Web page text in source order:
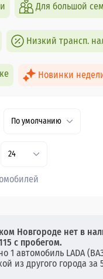
Для большой
Низкий трансп.
Новинки
По умолчанию
24
Новгороде нет в
с пробегом.
1 автомобиль LADA
из другого города за